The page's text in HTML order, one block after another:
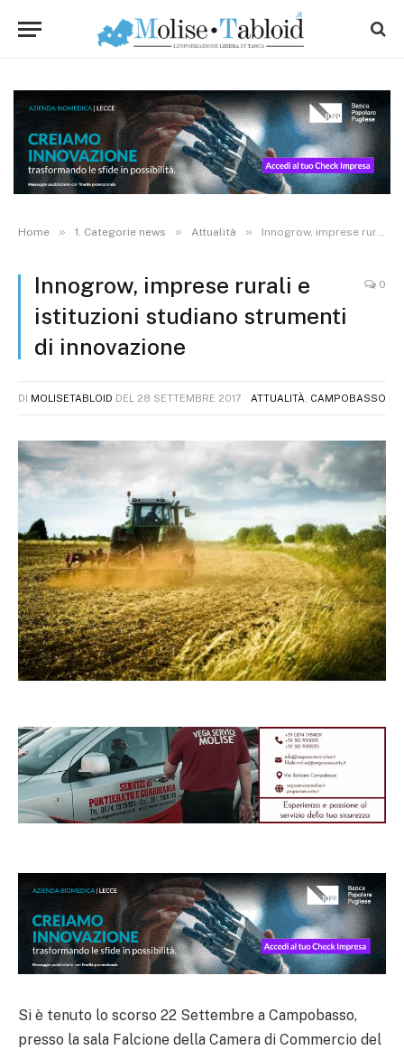
Home » 1. Categorie news » Attualità » Innogrow, imprese rurali e istituzioni studiano strumenti di innovazione
Innogrow, imprese rurali e
istituzioni studiano strumenti
di innovazione
0
DI MOLISETABLOID DEL 28 SETTEMBRE 2017 ATTUALITÀ CAMPOBASSO
Si è tenuto lo scorso 22 Settembre a Campobasso,
presso la sala Falcione della Camera di Commercio del